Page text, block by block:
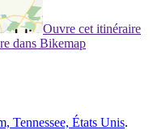
Ouvre cet itinéraire
dans Bikemap
Tennessee, États Unis.